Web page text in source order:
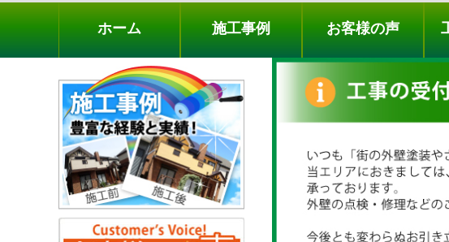
ホーム 施工事例 お客様の声